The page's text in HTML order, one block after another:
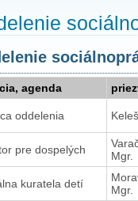
agenda
oddelenia
pre dospelých
Mgr.
kuratela detí
Mgr.